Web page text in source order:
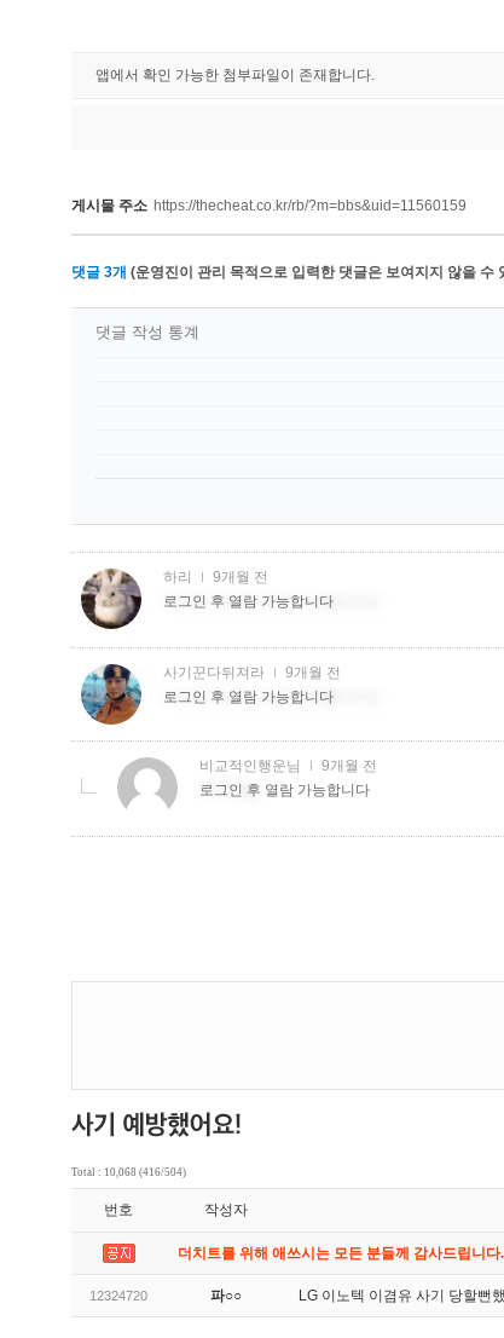
앱에서 확인 가능한 첨부파일이 존재합니다.
게시물 주소 https://thecheat.co.kr/rb/?m=bbs&uid=11560159
댓글 3개 (운영진이 관리 목적으로 입력한 댓글은 보여지지 않을 수
댓글 작성 통계
Total : 10,068 (416/504)
번호 작성자
더치트를 위해 애쓰시는 모든 분들께 감사드립니다.
12324720 파○○ LG 이노텍 이겸유 사기 당할뻔